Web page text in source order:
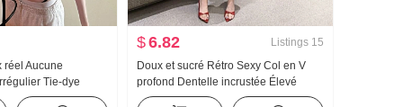
réel Aucune
Tie-dye
T-shirt Femme
$6.82 Listings 15
Doux et sucré Rétro Sexy Col en V
profond Dentelle incrustée Élevé
Fendu Manches courtes Robe